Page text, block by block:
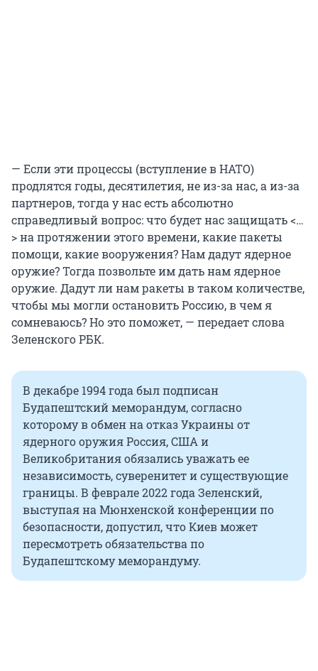
— Если эти процессы (вступление в НАТО)
продлятся годы, десятилетия, не из-за нас, а из-за
партнеров, тогда у нас есть абсолютно
справедливый вопрос: что будет нас защищать <…
> на протяжении этого времени, какие пакеты
помощи, какие вооружения? Нам дадут ядерное
оружие? Тогда позвольте им дать нам ядерное
оружие. Дадут ли нам ракеты в таком количестве,
чтобы мы могли остановить Россию, в чем я
сомневаюсь? Но это поможет, — передает слова
Зеленского РБК.
В декабре 1994 года был подписан
Будапештский меморандум, согласно
которому в обмен на отказ Украины от
ядерного оружия Россия, США и
Великобритания обязались уважать ее
независимость, суверенитет и существующие
границы. В феврале 2022 года Зеленский,
выступая на Мюнхенской конференции по
безопасности, допустил, что Киев может
пересмотреть обязательства по
Будапештскому меморандуму.